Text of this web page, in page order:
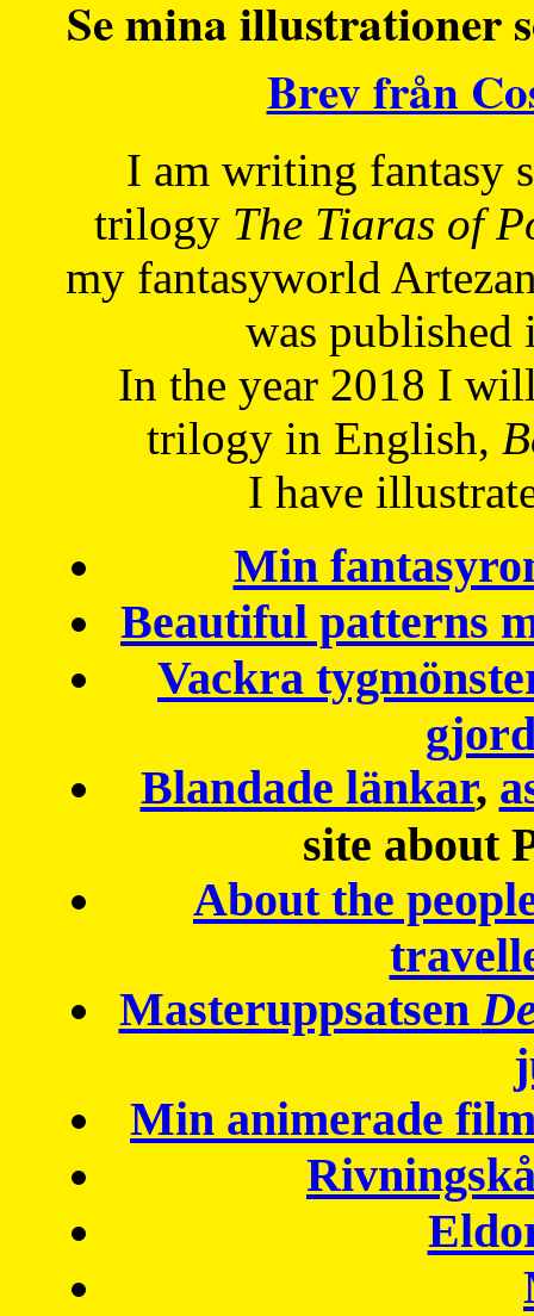
Se mina illustrationer
Brev från
I am writing fantasy
trilogy The Tiaras of
my fantasyworld
was published
In the year 2018 I
trilogy in English,
I have
Min
Beautiful patterns
Vackra
Blandade länkar,
site about
About the
Masteruppsatsen
Min animerade